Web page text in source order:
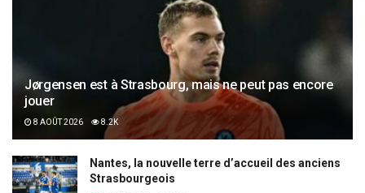
Jørgensen est à Strasbourg, mais ne peut pas encore
jouer
8 AOÛT 2026 8.2K
Nantes, la nouvelle terre d’accueil des anciens
Strasbourgeois